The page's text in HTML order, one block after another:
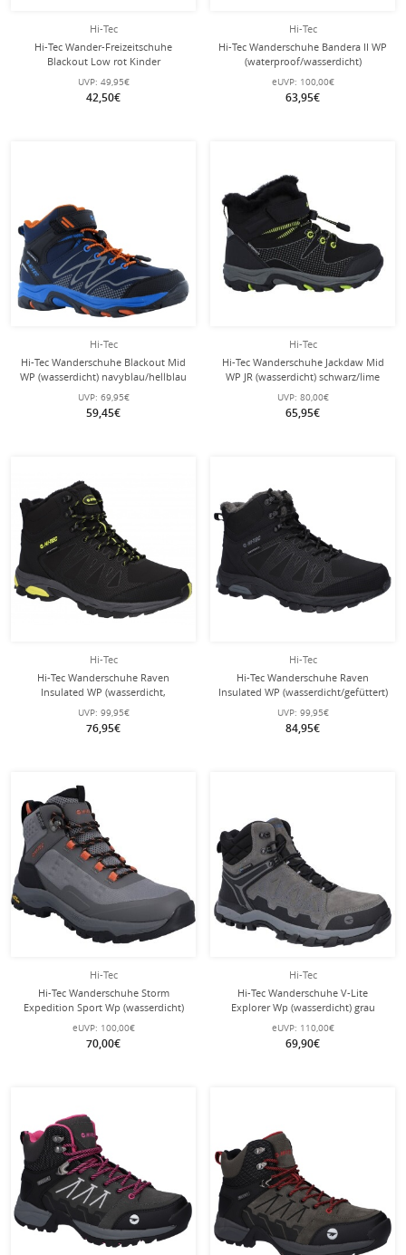
Hi-Tec
Hi-Tec Wander-Freizeitschuhe
Blackout Low rot Kinder
UVP: 49,95€
42,50€
Hi-Tec
Hi-Tec Wanderschuhe Bandera II WP
(waterproof/wasserdicht)
dunkelblau Damen
eUVP: 100,00€
63,95€
Hi-Tec
Hi-Tec Wanderschuhe Blackout Mid
WP (wasserdicht) navyblau/hellblau
Kinder
UVP: 69,95€
59,45€
Hi-Tec
Hi-Tec Wanderschuhe Jackdaw Mid
WP JR (wasserdicht) schwarz/lime
Kinder
UVP: 80,00€
65,95€
Hi-Tec
Hi-Tec Wanderschuhe Raven
Insulated WP (wasserdicht,
gefüttert) dunkelgrau/schwarz
Herren
UVP: 99,95€
76,95€
Hi-Tec
Hi-Tec Wanderschuhe Raven
Insulated WP (wasserdicht/gefüttert)
schwarz/grau Herren
UVP: 99,95€
84,95€
Hi-Tec
Hi-Tec Wanderschuhe Storm
Expedition Sport Wp (wasserdicht)
grau Herren
eUVP: 100,00€
70,00€
Hi-Tec
Hi-Tec Wanderschuhe V-Lite
Explorer Wp (wasserdicht) grau
Herren
eUVP: 110,00€
69,90€